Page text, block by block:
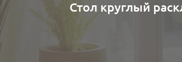
Стол круглый